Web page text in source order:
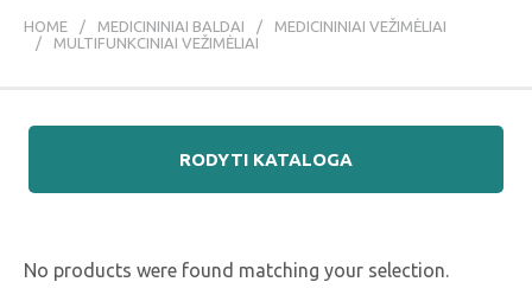
HOME MEDICININIAI BALDAI
MEDICININIAI VEŽIMĖLIAI
MULTIFUNKCINIAI VEŽIMĖLIAI
RODYTI KATALOGA
No products were found matching your selection.